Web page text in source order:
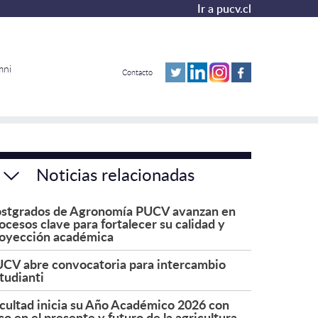
Ir a pucv.cl
Contacto
Noticias relacionadas
de Agronomía PUCV avanzan en
clave para fortalecer su calidad y
académica
abre convocatoria para intercambio
inicia su Año Académico 2026 con